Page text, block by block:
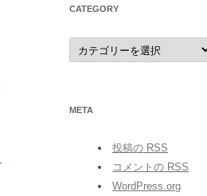
CATEGORY
category
META
投稿の RSS
コメントの RSS
WordPress.org